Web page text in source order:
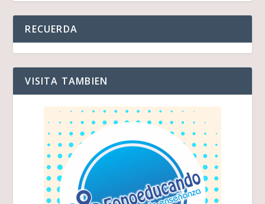
RECUERDA
VISITA TAMBIEN